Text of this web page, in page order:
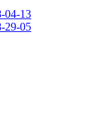
04-13
29-05